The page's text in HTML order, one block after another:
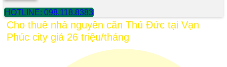
HOTLINE: 098.118.8383
Cho thuê nhà nguyên căn Thủ Đức tại Vạn
Phúc city giá 26 triệu/tháng